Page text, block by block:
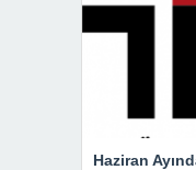
Haziran